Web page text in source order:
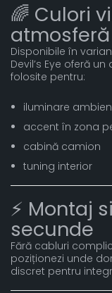
🌈 Culori
Disponibile în
Devil’s Eye oferă
folosite pentru:
iluminare
accent în zona
cabină camion
tuning interior
⚡ Montaj
secunde
Fără cabluri
poziționezi unde
discret pentru